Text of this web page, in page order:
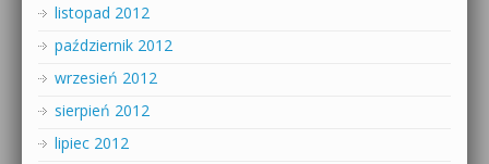
listopad 2012
październik 2012
wrzesień 2012
sierpień 2012
lipiec 2012